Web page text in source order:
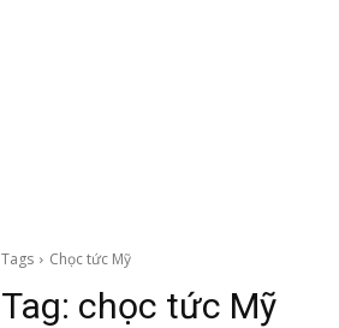
Tags Chọc tức Mỹ
Tag: chọc tức Mỹ